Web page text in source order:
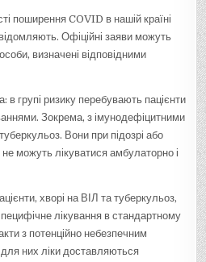
поширення COVID в нашій країні
Офіційні заяви можуть
визначені відповідними
в групі ризику перебувають пацієнти
Зокрема, з імунодефіцитними
Вони при підозрі або
не можуть лікуватися амбулаторно і
хворі на ВІЛ та туберкульоз,
лікування в стандартному
з потенційно небезпечним
них ліки доставляються